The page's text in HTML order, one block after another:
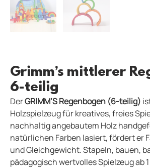
Grimm’s mittlerer
6-teilig
DerGRIMM’S Regenbogen (6-teilig)
Holzspielzeug für kreatives, freies
nachhaltig angebautem Holz
natürlichen Farben lasiert, fördert er
und Gleichgewicht. Stapeln, bauen,
pädagogisch wertvolles Spielzeug ab 1